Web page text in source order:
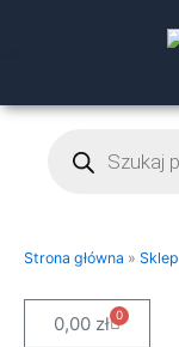
produktów
Strona główna » Sklep
0,00 zł 0
Cart